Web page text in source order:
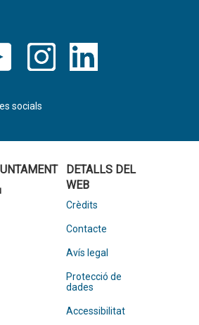
socials
DETALLS DEL
WEB
Crèdits
Contacte
Avís legal
Protecció de
dades
Accessibilitat